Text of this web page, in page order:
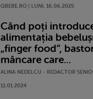
QBEBE.RO | LUNI, 16.06.2025
Când poți
alimentația
„finger food”,
mâncare care...
ALINA NEDELCU - REDACTOR
11.01.2024